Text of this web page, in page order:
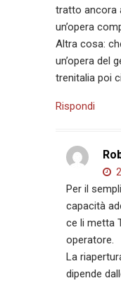
tratto ancora
un’opera
Altra cosa:
un’opera del
trenitalia poi
Rispondi
Per il
capacità
ce li metta
operatore.
La
dipende